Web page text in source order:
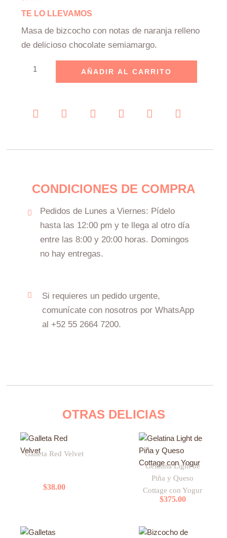
TE LO LLEVAMOS
Masa de bizcocho con notas de naranja relleno
de delicioso chocolate semiamargo.
Bizcococho
AÑADIR AL CARRITO
CONDICIONES DE COMPRA
Pedidos de Lunes a Viernes: Pídelo
hasta las 12:00 pm y te llega al otro día
entre las 8:00 y 20:00 horas. Domingos
no hay entregas.
Si requieres un pedido urgente,
comunícate con nosotros por WhatsApp
al +52 55 2664 7200.
OTRAS DELICIAS
Galleta Red Velvet
$38.00
Gelatina Light de
Piña y Queso
Cottage con Yogur
$375.00